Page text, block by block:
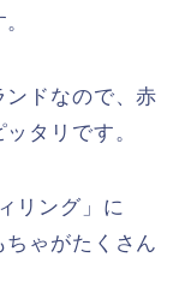
ドなので、赤
タリです。
リング」に
ゃがたくさん